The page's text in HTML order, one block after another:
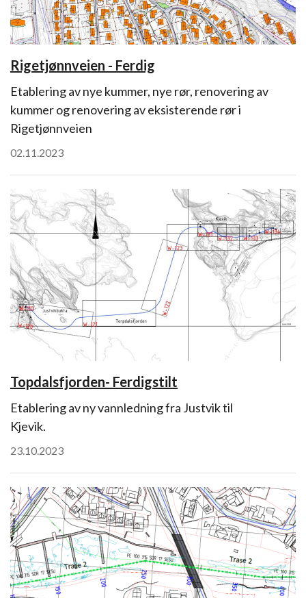
Rigetjønnveien - Ferdig
Etablering av nye kummer, nye rør, renovering av
kummer og renovering av eksisterende rør i
Rigetjønnveien
02.11.2023
Topdalsfjorden- Ferdigstilt
Etablering av ny vannledning fra Justvik til
Kjevik.
23.10.2023